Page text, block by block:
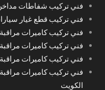
فني تركيب شفاطات
فني تركيب قطع غيار
فني تركيب كاميرات مراقبة
فني تركيب كاميرات
فني تركيب كاميرات
فني تركيب كاميرات
الكويت